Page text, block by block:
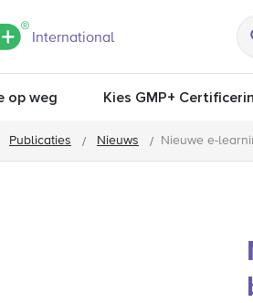
GMP+ logo
International
op weg Kies GMP+
Publicaties Nieuws Nieuwe e-